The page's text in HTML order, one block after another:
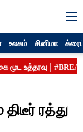
உலகம் சினிமா
ரத்து